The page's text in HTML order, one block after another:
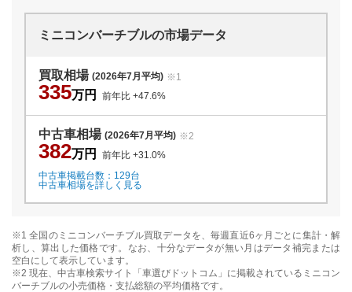
ミニコンバーチブルの市場データ
買取相場 (2026年7月平均) ※1
335万円 前年比 +47.6%
中古車相場 (2026年7月平均) ※2
382万円 前年比 +31.0%
中古車掲載台数： 129台
中古車相場を詳しく見る
※1 全国のミニコンバーチブル買取データを、毎週直近6ヶ月ごとに集計・解
析し、算出した価格です。なお、十分なデータが無い月はデータ補完または
空白にして表示しています。
※2 現在、中古車検索サイト「車選びドットコム」に掲載されている ミニコン
バーチブルの小売価格・支払総額の平均価格です。